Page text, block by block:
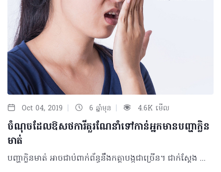
Oct 04, 2019 | 6 ឆ្នាំមុន | 4.6K មើល
ចំណុចដែលឱសថការីគួរណែនាំទៅកាន់អ្នកមានបញ្ហាក្លិន
មាត់
បញ្ហាក្លិនមាត់ អាចជាប់ពាក់ព័ន្ធនឹងកត្តាបង្កជាច្រើន។ ជាក់ស្ដែង ក្រៅពីណែនាំឲ្យធ្វើការជួបពិគ្រោះជាមួយទន្តពេទ្យ អ្នកក៏អាចផ្ដល់ជាគន្លឹះផ្សេងទៀតសម្រាប់ពួកគេដើម្បីបំបាត់បញ្ហានេះ និងបង្កើនទំនុកចិត្តឡើងវិញ។ អ្វីគួរដឹង? ករណី ៩០% នៃបញ្ហាក្លិនមាត់ អាចបណ្តាលមកពីសំណល់អាហារ ឈាម កោសិកាក្នុងមាត់ ឬបាក់តេរី ដែលកើតមានឡើងនៅក្នុងលក្ខខណ្ឌដូចជា៖ - ដង្កូវស៊ីធ្មេញ ជំងឺនៅបណ្ដូលធ្មេញ រលាកអញ្ចាញធ្មេញ ការដាក់ធ្មេញមិនបានល្អ និងស្ងួតមាត់ជាដើម - ជំងឺនៅប្រព័ន្ធរំលាយអាហាររួមមាន រលាកក្រពះ ឬរលាកបំពង់អាហារ - មហារីកបំពង់កដំណាក់កាលចុងក្រោយ។ អ្វីគួរធ្វើ? សម្រាប់បញ្ហាក្លិនមាត់ភាគច្រើន (៩០%) ត្រូវបានណែនាំឲ្យជួបពិគ្រោះជាមួយទន្តពេទ្យ ប៉ុន្តែស្របពេលជាមួយគ្នាអ្នកក៏អាចណែនាំនូវគន្លឹះខ្លះៗដូចជា៖ - ជំនួសច្រាសដុសធ្មេញធម្មតាទៅជាប្រភេទច្រាសដើរដោយម៉ាស៊ីនដែលមានមុខងារអាចបាញ់ទឹកបាន (Waterpeek) ឬអាចប្រើប្រាស់សរសៃអំបោះទាក់ធ្មេញដែលមានសារធាតុសម្លាប់មេរោគប្រភេទ Corsodyl (Smithkline Beecham) - ប្រើប្រាស់ថ្នាំដុសធ្មេញដែលរួមផ្សំទៅដោយ ស័ង្កសី និងក្លរ ឬអាចលេបថ្នាំស័ង្កសី (Rubozine) ៣គ្រាប់ក្នុងមួយថ្ងៃ។ ប្រសិនបញ្ហាក្លិនមាត់មិនជាប់ពាក់ព័ន្ធនឹងសុខភាពមាត់ធ្មេញ អាចណែនាំអ្នកជំងឺឲ្យទៅពិនិត្យជាមួយវេជ្ជបណ្ឌិតជំនាញទូទៅ។ ចំណាំ៖ សូមកុំច្រឡំបញ្ហាក្លិនមាត់នេះ ទៅនឹងអ្នកជំងឺទឹកនោមផ្អែមបណ្តាលមកពីកង្វះអាំងស៊ុយលីនដែលអាចឲ្យមានក្លិនដូចទៅនឹងទឹកថ្នាំលាងក្រចកចេញតាមច្រមុះ។ ប្រភពយោង៖ Le vademecum de la Médication officinale អត្ថបទ៖ ដកស្រង់ចេញពីទស្សនាវដ្ដី ហេលស៍ថាម ប្រូ លេខ ៨៣ 2019 រក្សាសិទ្ធិគ្រប់យ៉ាង​ដោយ Healthtime Corporation ចំពោះគ្រប់អត្ថបទដោយគ្មានផ្នែកណាមួយត្រូវបោះពុម្ពផ្សាយចូលប្រព័ន្ធអុីនធឺណែតឧបករណ៍អេឡិចត្រូនិកអាត់ជាសំឡេងឬថតចំលងគ្រប់រូបភាពដោយគ្មានការអនុញ្ញាតឡើយ